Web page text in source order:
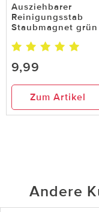
Ausziehbarer
Reinigungsstab
Staubmagnet grün
9,99
Zum Artikel
Andere